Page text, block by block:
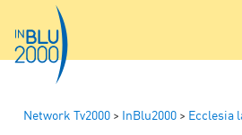
Network Tv2000 > InBlu2000 > Ecclesia